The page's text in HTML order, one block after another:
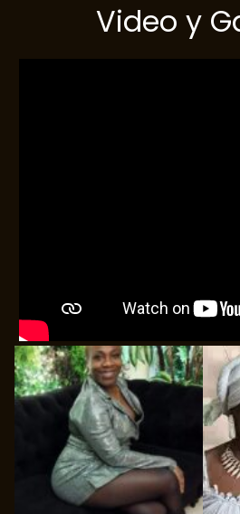
Video y